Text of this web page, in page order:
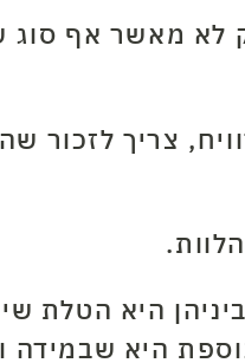
לא מאשר אף סוג
צריך לזכור
היא הטלת
היא שבמידה